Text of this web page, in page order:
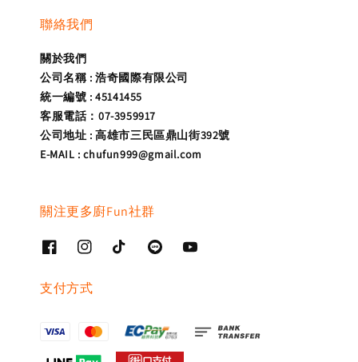
聯絡我們
關於我們
公司名稱 : 浩奇國際有限公司
統一編號 : 45141455
客服電話：07-3959917
公司地址 : 高雄市三民區鼎山街392號
E-MAIL : chufun999@gmail.com
關注更多廚Fun社群
支付方式